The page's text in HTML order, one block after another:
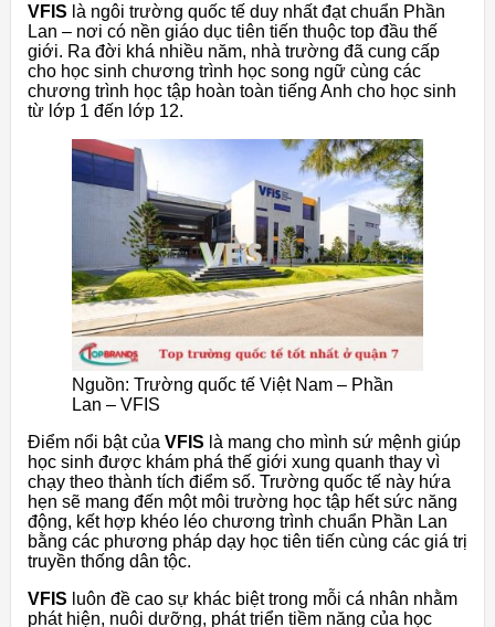
VFIS là ngôi trường quốc tế duy nhất đạt chuẩn Phần
Lan – nơi có nền giáo dục tiên tiến thuộc top đầu thế
giới. Ra đời khá nhiều năm, nhà trường đã cung cấp
cho học sinh chương trình học song ngữ cùng các
chương trình học tập hoàn toàn tiếng Anh cho học sinh
từ lớp 1 đến lớp 12.
Nguồn: Trường quốc tế Việt Nam – Phần
Lan – VFIS
Điểm nổi bật của VFIS là mang cho mình sứ mệnh giúp
học sinh được khám phá thế giới xung quanh thay vì
chạy theo thành tích điểm số. Trường quốc tế này hứa
hẹn sẽ mang đến một môi trường học tập hết sức năng
động, kết hợp khéo léo chương trình chuẩn Phần Lan
bằng các phương pháp dạy học tiên tiến cùng các giá trị
truyền thống dân tộc.
VFIS luôn đề cao sự khác biệt trong mỗi cá nhân nhằm
phát hiện, nuôi dưỡng, phát triển tiềm năng của học